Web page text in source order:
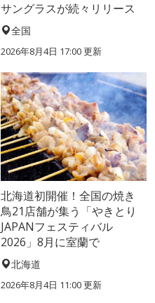
サングラスが続々リリース
全国
2026年8月4日 17:00更新
北海道初開催！全国の焼き
鳥21店舗が集う「やきとり
JAPANフェスティバル
2026」8月に室蘭で
北海道
2026年8月4日 11:00更新